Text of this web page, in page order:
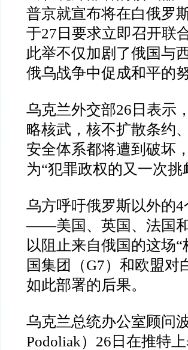
普京就宣布将在白俄罗
于27 日要求立即召开联
此举不仅加剧了俄国与
俄乌战争中促成和平的
乌克兰外交部26 日表示
略核武，核不扩散条约
安全体系都将遭到破坏
为“犯罪政权的又一次挑
乌方呼吁俄罗斯以外的4
——美国、英国、法国
以阻止来自俄国的这场“
国集团（G7）和欧盟对
如此部署的后果。
乌克兰总统办公室顾问
Podoliak） 26 日在推特